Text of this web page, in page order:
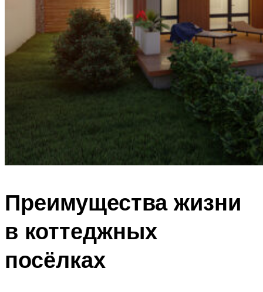
Преимущества жизни
в коттеджных
посёлках